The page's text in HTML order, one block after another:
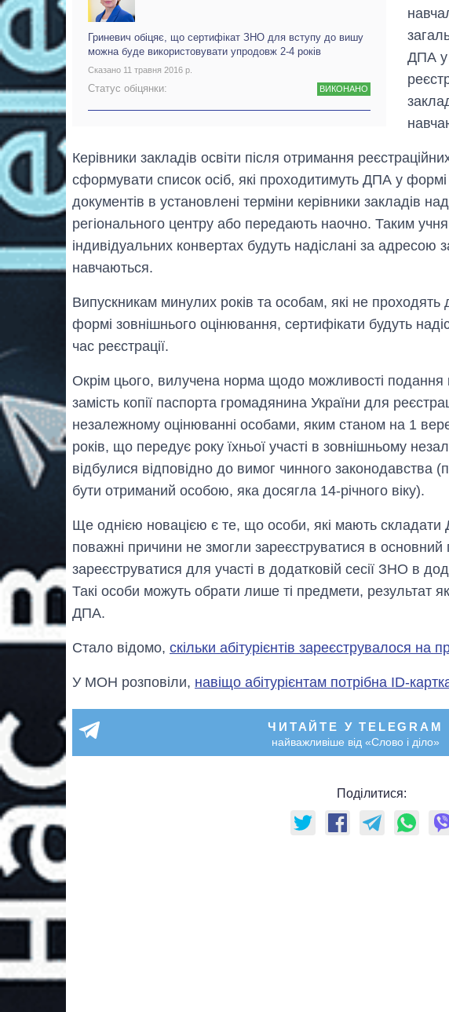
Гриневич обіцяє, що сертифікат ЗНО для вступу до вишу
можна буде використовувати упродовж 2-4 років
Сказано 11 травня 2016 р.
Статус обіцянки: ВИКОНАНО
ДПА у
Керівники закладів освіти після отримання
сформувати список осіб, які проходитимуть ДПА у
документів в установлені терміни керівники закладів
регіонального центру або передають наочно. Таким
індивідуальних конвертах будуть надіслані за адресою
навчаються.
Випускникам минулих років та особам, які не проходять
формі зовнішнього оцінювання, сертифікати будуть
час реєстрації.
Окрім цього, вилучена норма щодо можливості подання
замість копії паспорта громадянина України для
незалежному оцінюванні особами, яким станом на 1
років, що передує року їхньої участі в зовнішньому
відбулися відповідно до вимог чинного законодавства
бути отриманий особою, яка досягла 14-річного віку).
Ще однією новацією є те, що особи, які мають
поважні причини не змогли зареєструватися в основний
зареєструватися для участі в додатковій сесії ЗНО в
Такі особи можуть обрати лише ті предмети, результат
ДПА.
Стало відомо, скільки абітурієнтів зареєструвалося на
У МОН розповіли, навіщо абітурієнтам потрібна ID-
ЧИТАЙТЕ У TELEGRAM
найважливіше від «Слово і діло»
Поділитися: